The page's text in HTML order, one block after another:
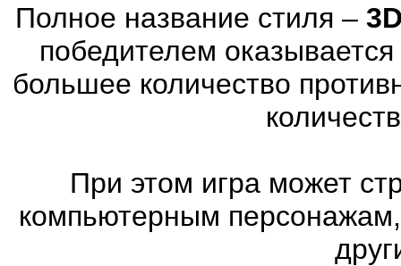
Полное название стиля –
победителем
большее количество
При этом игра может
компьютерным